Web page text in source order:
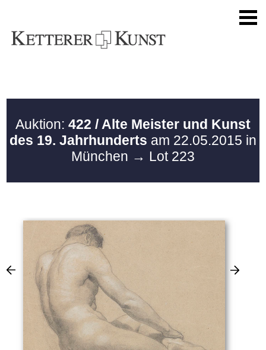
Auktion: 422 / Alte Meister und Kunst
des 19. Jahrhunderts am 22.05.2015 in
München → Lot 223